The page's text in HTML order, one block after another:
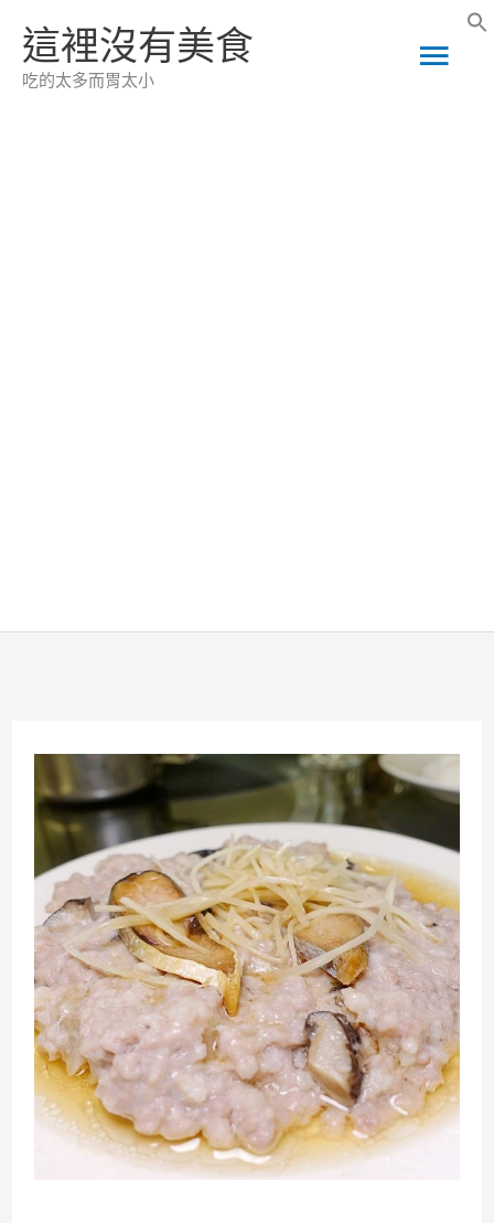
這裡沒有美食
吃的太多而胃太小
主